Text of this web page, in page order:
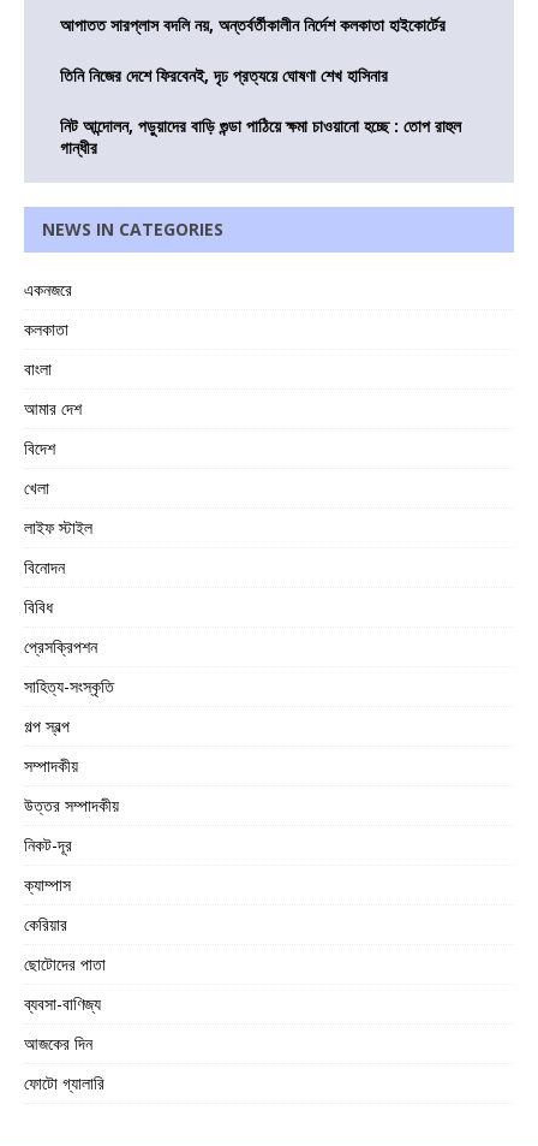
আপাতত সারপ্লাস বদলি নয়, অন্তর্বর্তীকালীন নির্দেশ কলকাতা হাইকোর্টের
তিনি নিজের দেশে ফিরবেনই, দৃঢ প্রত্যয়ে ঘোষণা শেখ হাসিনার
নিট আন্দোলন, পড়ুয়াদের বাড়ি গুন্ডা পাঠিয়ে ক্ষমা চাওয়ানো হচ্ছে : তোপ রাহুল
গান্ধীর
NEWS IN CATEGORIES
একনজরে
কলকাতা
বাংলা
আমার দেশ
বিদেশ
খেলা
লাইফ স্টাইল
বিনোদন
বিবিধ
প্রেসক্রিপশন
সাহিত্য-সংস্কৃতি
গল্প স্বল্প
সম্পাদকীয়
উত্তর সম্পাদকীয়
নিকট-দূর
ক্যাম্পাস
কেরিয়ার
ছোটোদের পাতা
ব্যবসা-বাণিজ্য
আজকের দিন
ফোটো গ্যালারি